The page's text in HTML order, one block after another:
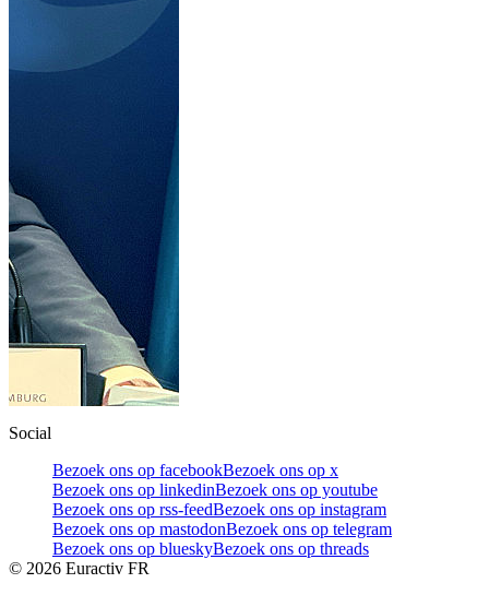
Social
Bezoek ons op facebookBezoek ons op x
Bezoek ons op linkedinBezoek ons op youtube
Bezoek ons op rss-feedBezoek ons op instagram
Bezoek ons op mastodonBezoek ons op telegram
Bezoek ons op blueskyBezoek ons op threads
© 2026 Euractiv FR